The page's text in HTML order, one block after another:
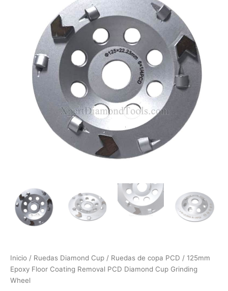
Inicio / Ruedas Diamond Cup / Ruedas de copa PCD / 125mm
Epoxy Floor Coating Removal PCD Diamond Cup Grinding
Wheel